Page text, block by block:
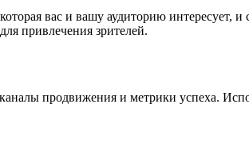
вас и вашу аудиторию интересует, и
привлечения зрителей.
продвижения и метрики успеха.